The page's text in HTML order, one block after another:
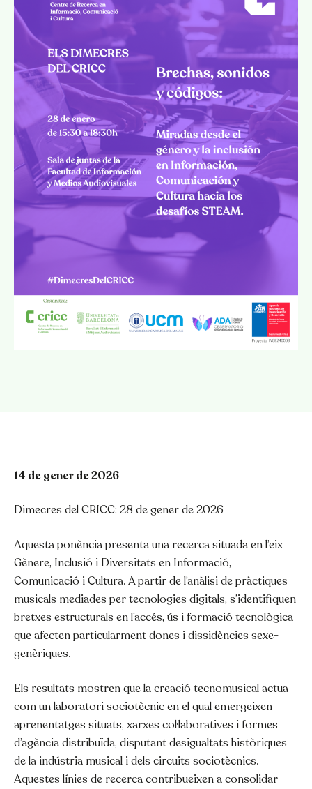
14 de gener de 2026
Dimecres del CRICC: 28 de gener de 2026
Aquesta ponència presenta una recerca situada en l’eix
Gènere, Inclusió i Diversitats en Informació,
Comunicació i Cultura. A partir de l’anàlisi de pràctiques
musicals mediades per tecnologies digitals, s’identifiquen
bretxes estructurals en l’accés, ús i formació tecnològica
que afecten particularment dones i dissidències sexe-
genèriques.
Els resultats mostren que la creació tecnomusical actua
com un laboratori sociotècnic en el qual emergeixen
aprenentatges situats, xarxes col·laboratives i formes
d’agència distribuïda, disputant desigualtats històriques
de la indústria musical i dels circuits sociotècnics.
Aquestes línies de recerca contribueixen a consolidar